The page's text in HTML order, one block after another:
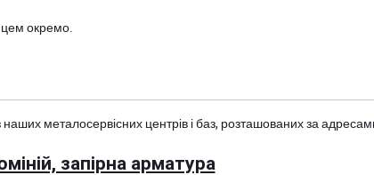
окремо.
металосервісних центрів і баз, розташованих за
запірна арматура